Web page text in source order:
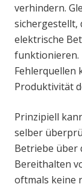
verhindern.
sichergestellt,
elektrische
funktionieren.
Fehlerquellen
Produktivität
Prinzipiell
selber
Betriebe über
Bereithalten
oftmals keine